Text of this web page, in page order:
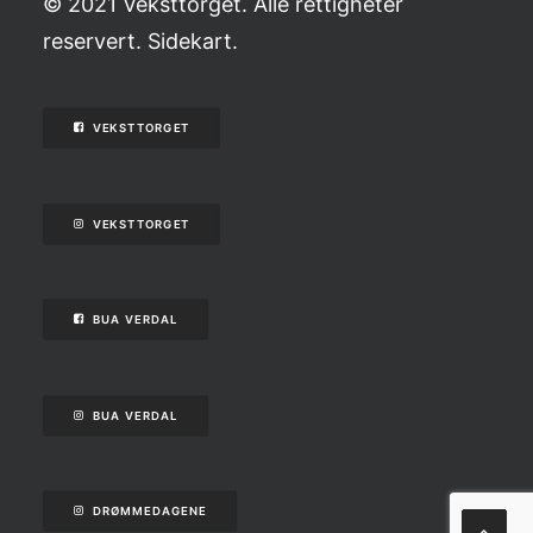
reservert. Sidekart.
VEKSTTORGET
VEKSTTORGET
BUA VERDAL
BUA VERDAL
DRØMMEDAGENE